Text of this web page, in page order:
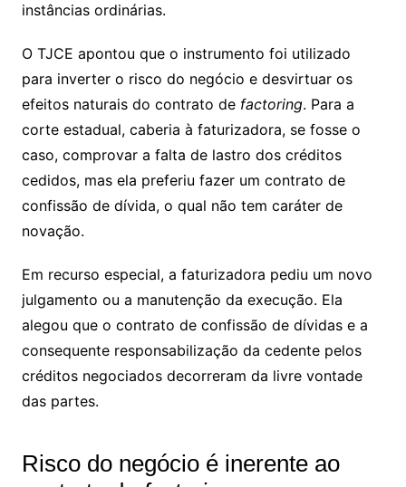
instâncias ordinárias.
O TJCE apontou que o instrumento foi utilizado
para inverter o risco do negócio e desvirtuar os
efeitos naturais do contrato de factoring. Para a
corte estadual, caberia à faturizadora, se fosse o
caso, comprovar a falta de lastro dos créditos
cedidos, mas ela preferiu fazer um contrato de
confissão de dívida, o qual não tem caráter de
novação.
Em recurso especial, a faturizadora pediu um novo
julgamento ou a manutenção da execução. Ela
alegou que o contrato de confissão de dívidas e a
consequente responsabilização da cedente pelos
créditos negociados decorreram da livre vontade
das partes.
Risco do negócio é inerente ao